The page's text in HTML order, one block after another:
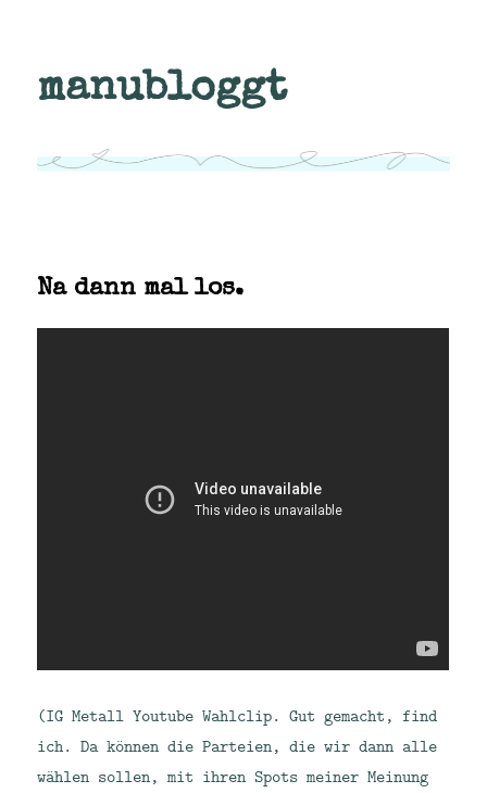
manubloggt
Na dann mal los.
(IG Metall Youtube Wahlclip. Gut gemacht, find
ich. Da können die Parteien, die wir dann alle
wählen sollen, mit ihren Spots meiner Meinung